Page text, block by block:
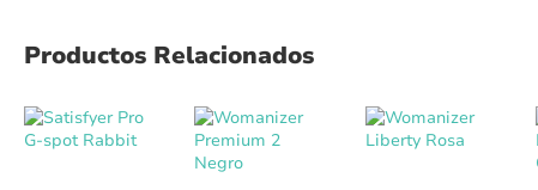
Productos Relacionados